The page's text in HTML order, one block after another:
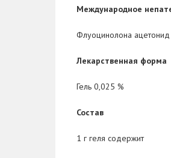
Международное
Флуоцинолона ацетонид
Лекарственная форма
Гель 0,025 %
Состав
1 г геля содержит